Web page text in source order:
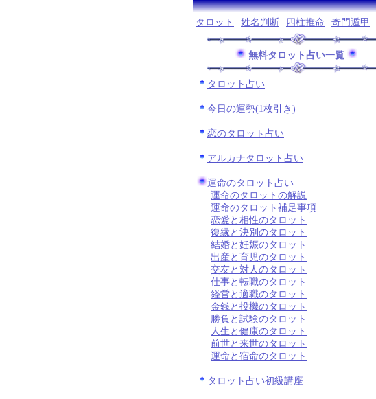
タロット
姓名判断 四柱推命 奇門遁甲
無料タロット占い一覧
タロット占い
今日の運勢(1枚引き)
恋のタロット占い
アルカナタロット占い
運命のタロット占い
運命のタロットの解説
運命のタロット補足事項
恋愛と相性のタロット
復縁と決別のタロット
結婚と妊娠のタロット
出産と育児のタロット
交友と対人のタロット
仕事と転職のタロット
経営と適職のタロット
金銭と投機のタロット
勝負と試験のタロット
人生と健康のタロット
前世と来世のタロット
運命と宿命のタロット
タロット占い初級講座